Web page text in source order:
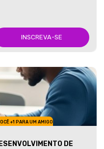
INSCREVA-SE
+1 PARA UM AMIGO
DE